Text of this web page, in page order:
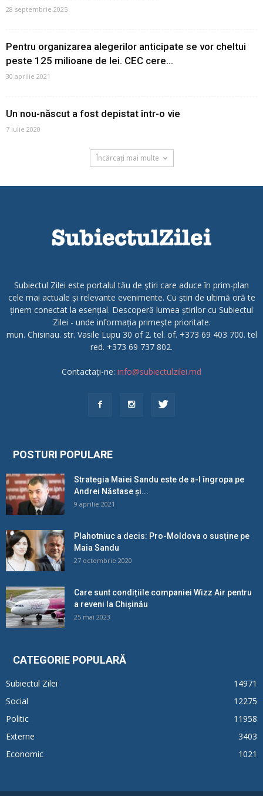
28 septembrie 2025
Pentru organizarea alegerilor anticipate se vor cheltui
peste 125 milioane de lei. CEC cere...
30 aprilie 2021
Un nou-născut a fost depistat într-o vie
7 iulie 2020
Încărcați mai multe
Subiectul Zilei este portalul tău de știri care aduce în prim-plan
cele mai actuale și relevante evenimente. Cu știri de ultimă oră te
ținem conectat la esențial. Descoperă lumea știrilor cu Subiectul
Zilei - unde informația primește prioritate.
mun. Chisinau. str. Vasile Lupu 30 of 2. tel. of. +373 69 403 700. tel
red. +373 69 737 802.
Contactați-ne: info@subiectulzilei.md
POSTURI POPULARE
Strategia Maiei Sandu este de a-l îngropa pe
Andrei Năstase și...
9 aprilie 2021
Plahotniuc a decis: Pro-Moldova o susține pe
Maia Sandu
27 octombrie 2020
Care sunt condițiile companiei Wizz Air pentru
a reveni la Chișinău
25 mai 2023
CATEGORIE POPULARĂ
Subiectul Zilei
14971
Social
12275
Politic
11958
Externe
3403
Economic
1021